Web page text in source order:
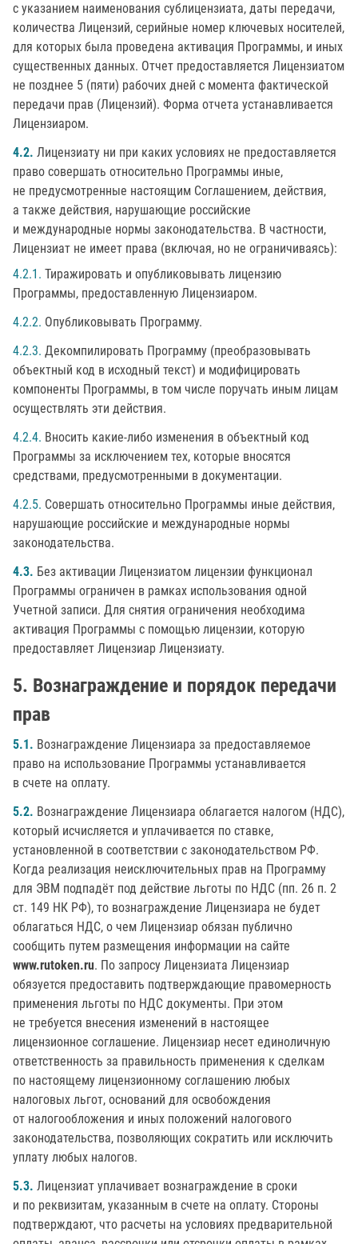
с указанием наименования сублицензиата, даты передачи,
количества Лицензий, серийные номер ключевых носителей,
для которых была проведена активация Программы, и иных
существенных данных. Отчет предоставляется Лицензиатом
не позднее 5 (пяти) рабочих дней с момента фактической
передачи прав (Лицензий). Форма отчета устанавливается
Лицензиаром.
4.2. Лицензиату ни при каких условиях не предоставляется
право совершать относительно Программы иные,
не предусмотренные настоящим Соглашением, действия,
а также действия, нарушающие российские
и международные нормы законодательства. В частности,
Лицензиат не имеет права (включая, но не ограничиваясь):
4.2.1. Тиражировать и опубликовывать лицензию
Программы, предоставленную Лицензиаром.
4.2.2. Опубликовывать Программу.
4.2.3. Декомпилировать Программу (преобразовывать
объектный код в исходный текст) и модифицировать
компоненты Программы, в том числе поручать иным лицам
осуществлять эти действия.
4.2.4. Вносить какие-либо изменения в объектный код
Программы за исключением тех, которые вносятся
средствами, предусмотренными в документации.
4.2.5. Совершать относительно Программы иные действия,
нарушающие российские и международные нормы
законодательства.
4.3. Без активации Лицензиатом лицензии функционал
Программы ограничен в рамках использования одной
Учетной записи. Для снятия ограничения необходима
активация Программы с помощью лицензии, которую
предоставляет Лицензиар Лицензиату.
Вознаграждение и порядок передачи
прав
5.1. Вознаграждение Лицензиара за предоставляемое
право на использование Программы устанавливается
в счете на оплату.
5.2. Вознаграждение Лицензиара облагается налогом (НДС),
который исчисляется и уплачивается по ставке,
установленной в соответствии с законодательством РФ.
Когда реализация неисключительных прав на Программу
для ЭВМ подпадёт под действие льготы по НДС (пп. 26 п. 2
ст. 149 НК РФ), то вознаграждение Лицензиара не будет
облагаться НДС, о чем Лицензиар обязан публично
сообщить путем размещения информации на сайте
www.rutoken.ru. По запросу Лицензиата Лицензиар
обязуется предоставить подтверждающие правомерность
применения льготы по НДС документы. При этом
не требуется внесения изменений в настоящее
лицензионное соглашение. Лицензиар несет единоличную
ответственность за правильность применения к сделкам
по настоящему лицензионному соглашению любых
налоговых льгот, оснований для освобождения
от налогообложения и иных положений налогового
законодательства, позволяющих сократить или исключить
уплату любых налогов.
5.3. Лицензиат уплачивает вознаграждение в сроки
и по реквизитам, указанным в счете на оплату. Стороны
подтверждают, что расчеты на условиях предварительной